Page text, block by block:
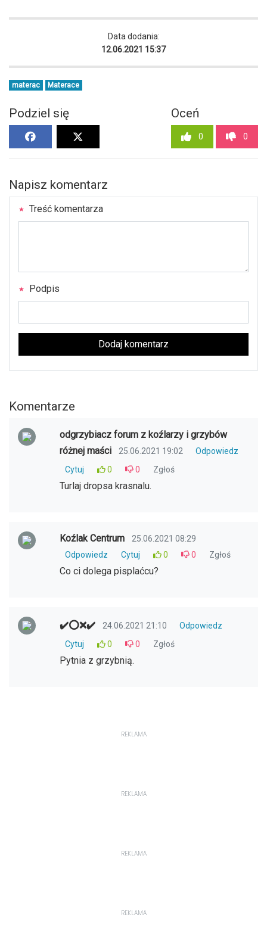
Data dodania:
12.06.2021 15:37
materac Materace
Podziel się Oceń
0 0
Napisz komentarz
Treść komentarza
Podpis
Dodaj komentarz
Komentarze
odgrzybiacz forum z koźlarzy i grzybów
różnej maści
25.06.2021 19:02
Odpowiedz
Cytuj
0 0 Zgłoś
Turlaj dropsa krasnalu.
Koźlak Centrum
25.06.2021 08:29
Odpowiedz
Cytuj 0 0 Zgłoś
Co ci dolega pisplaćcu?
✔️⭕❌✔️ 24.06.2021 21:10
Odpowiedz
Cytuj
0 0 Zgłoś
Pytnia z grzybnią.
REKLAMA
REKLAMA
REKLAMA
REKLAMA